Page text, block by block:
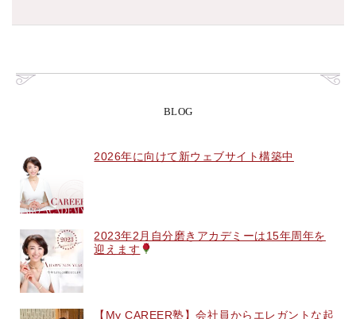
BLOG
2026年に向けて新ウェブサイト構築中
2023年2月自分磨きアカデミーは15年周年を
迎えます
【My CAREER塾】会社員からエレガントな起